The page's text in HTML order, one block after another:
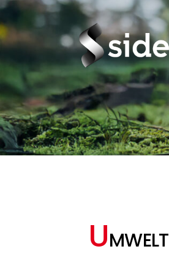
UMWELT